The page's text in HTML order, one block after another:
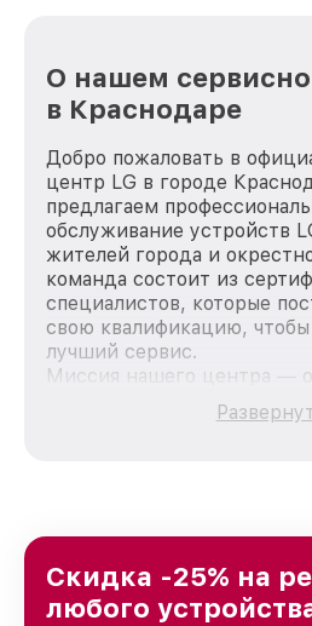
О нашем
в Краснодаре
Добро пожаловать в
центр LG в городе
предлагаем
обслуживание устройств
жителей города и
команда состоит из
специалистов, которые
свою квалификацию,
лучший сервис.
Миссия нашего центра —
качественный и
каждого пользователя
Краснодаре, постоянно
доверия и лояльности
Скидка -25% на
любого